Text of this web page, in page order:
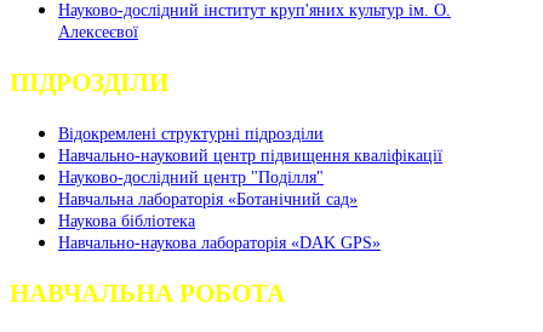
Науково-дослідний інститут круп'яних культур ім. О.
Алексеєвої
ПІДРОЗДІЛИ
Відокремлені структурні підрозділи
Навчально-науковий центр підвищення кваліфікації
Науково-дослідний центр "Поділля"
Навчальна лабораторія «Ботанічний сад»
Наукова бібліотека
Навчально-наукова лабораторія «DAK GPS»
НАВЧАЛЬНА РОБОТА